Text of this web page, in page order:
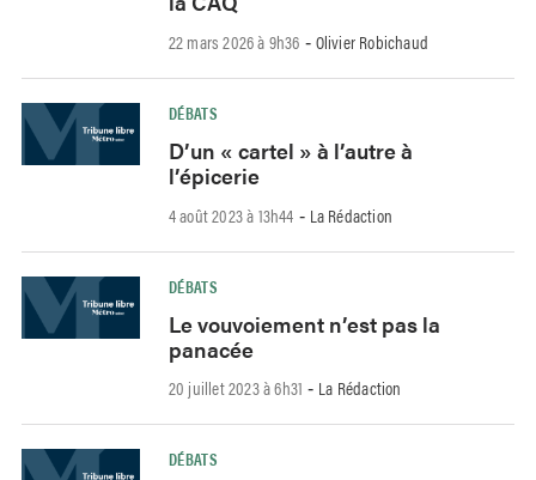
22 mars 2026 à 9h36 - Olivier Robichaud
DÉBATS
D’un « cartel » à l’autre à
l’épicerie
4 août 2023 à 13h44 - La Rédaction
DÉBATS
Le vouvoiement n’est pas la
panacée
20 juillet 2023 à 6h31 - La Rédaction
DÉBATS